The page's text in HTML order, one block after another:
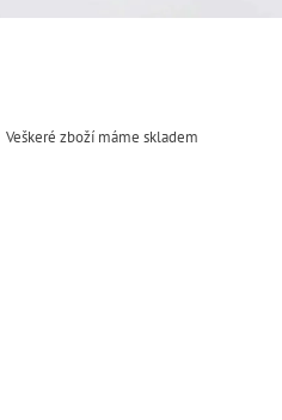
Veškeré zboží máme skladem